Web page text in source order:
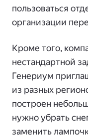
пользоваться
организации
Кроме того,
нестандартной
Генериум
из разных
построен
нужно убрать
заменить